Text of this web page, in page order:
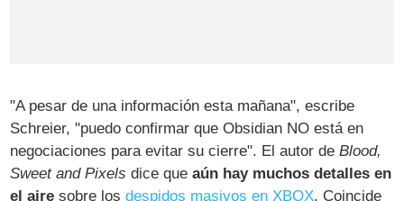
"A pesar de una información esta mañana", escribe
Schreier, "puedo confirmar que Obsidian NO está en
negociaciones para evitar su cierre". El autor deBlood,
Sweet and Pixels dice queaún hay muchos detalles en
el aire sobre losdespidos masivos en XBOX. Coincide